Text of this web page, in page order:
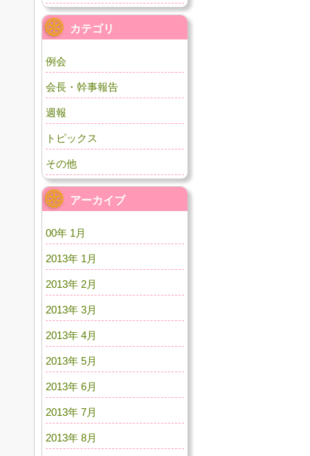
カテゴリ
例会
会長・幹事報告
週報
トピックス
その他
アーカイブ
00年 1月
2013年 1月
2013年 2月
2013年 3月
2013年 4月
2013年 5月
2013年 6月
2013年 7月
2013年 8月